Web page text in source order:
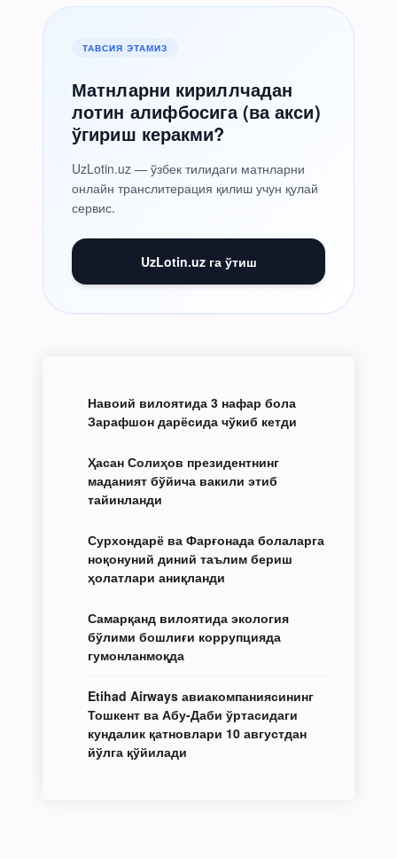
ТАВСИЯ ЭТАМИЗ
Матнларни кириллчадан
лотин алифбосига (ва акси)
ўгириш керакми?
UzLotin.uz — ўзбек тилидаги матнларни
онлайн транслитерация қилиш учун қулай
сервис.
UzLotin.uz га ўтиш
Навоий вилоятида 3 нафар бола
Зарафшон дарёсида чўкиб кетди
Ҳасан Солиҳов президентнинг
маданият бўйича вакили этиб
тайинланди
Сурхондарё ва Фарғонада болаларга
ноқонуний диний таълим бериш
ҳолатлари аниқланди
Самарқанд вилоятида экология
бўлими бошлиғи коррупцияда
гумонланмоқда
Etihad Airways авиакомпаниясининг
Тошкент ва Абу-Даби ўртасидаги
кундалик қатновлари 10 августдан
йўлга қўйилади